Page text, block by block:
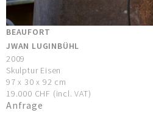
BEAUFORT
JWAN LUGINBÜHL
2009
Skulptur Eisen
97 x 30 x 92 cm
19.000 CHF (incl. VAT)
Anfrage